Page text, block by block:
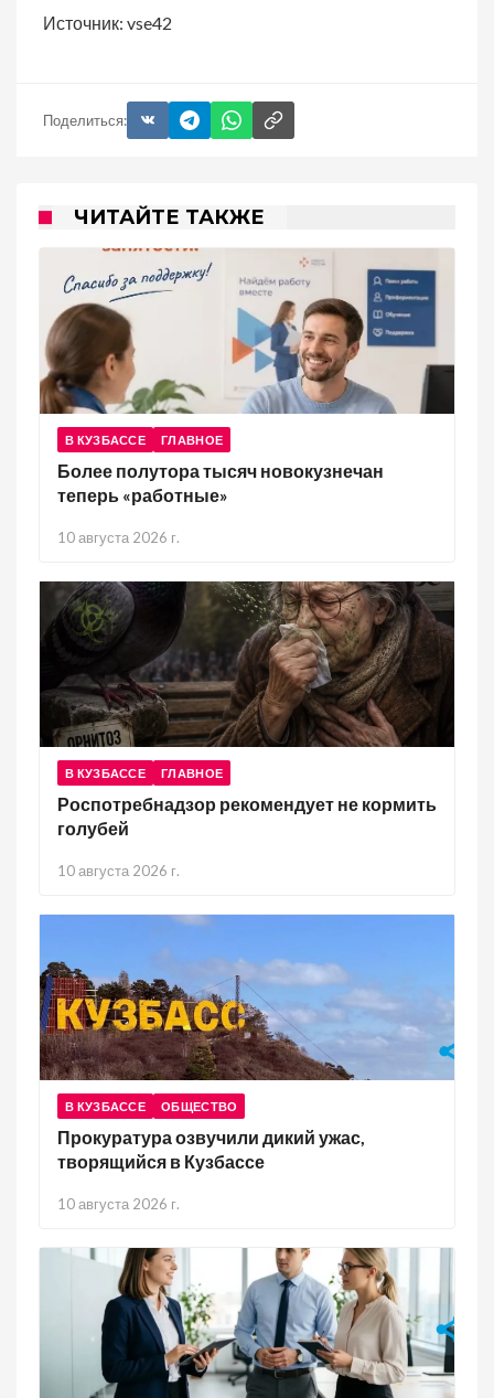
Источник: vse42
Поделиться:
ЧИТАЙТЕ ТАКЖЕ
В КУЗБАССЕ ГЛАВНОЕ
Более полутора тысяч новокузнечан
теперь «работные»
10 августа 2026 г.
В КУЗБАССЕ ГЛАВНОЕ
Роспотребнадзор рекомендует не кормить
голубей
10 августа 2026 г.
В КУЗБАССЕ ОБЩЕСТВО
Прокуратура озвучили дикий ужас,
творящийся в Кузбассе
10 августа 2026 г.